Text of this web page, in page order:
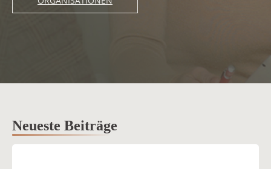
Neueste Beiträge